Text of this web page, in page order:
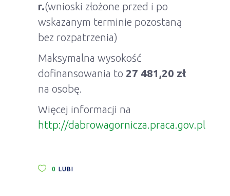
r.(wnioski złożone przed i po
wskazanym terminie pozostaną
bez rozpatrzenia)
Maksymalna wysokość
dofinansowania to 27 481,20 zł
na osobę.
Więcej informacji na
http://dabrowagornicza.praca.gov.pl
0 LUBI